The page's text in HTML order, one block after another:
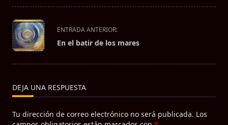
<span
class="nav-
subtitle
screen-
text">Página</span>
ENTRADA ANTERIOR:
En el batir de los mares
DEJA UNA RESPUESTA
Tu dirección de correo electrónico no será publicada. Los